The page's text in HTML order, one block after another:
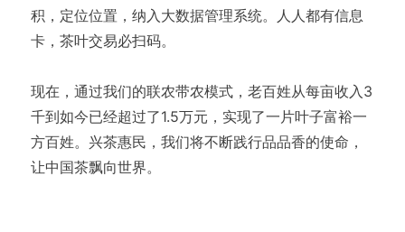
积，定位位置，纳入大数据管理系统。人人都有信息
卡，茶叶交易必扫码。
现在，通过我们的联农带农模式，老百姓从每亩收入3
千到如今已经超过了1.5万元，实现了一片叶子富裕一
方百姓。兴茶惠民，我们将不断践行品品香的使命，
让中国茶飘向世界。